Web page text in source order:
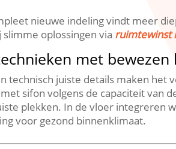
nieuwe indeling vindt meer
oplossingen via ruimtewinst
met bewezen
technisch juiste details maken
sifon volgens de capaciteit van
plekken.​ In de vloer integreren
voor gezond binnenklimaat.​